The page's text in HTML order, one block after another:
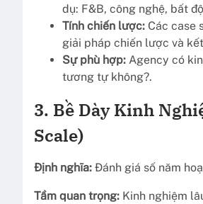
dụ: F&B, công nghệ, bất
Tính chiến lược: Các case
giải pháp chiến lược và
Sự phù hợp: Agency có
tương tự không?.
3. Bề Dày Kinh
Scale)
Định nghĩa: Đánh giá số năm
Tầm quan trọng: Kinh nghiệm